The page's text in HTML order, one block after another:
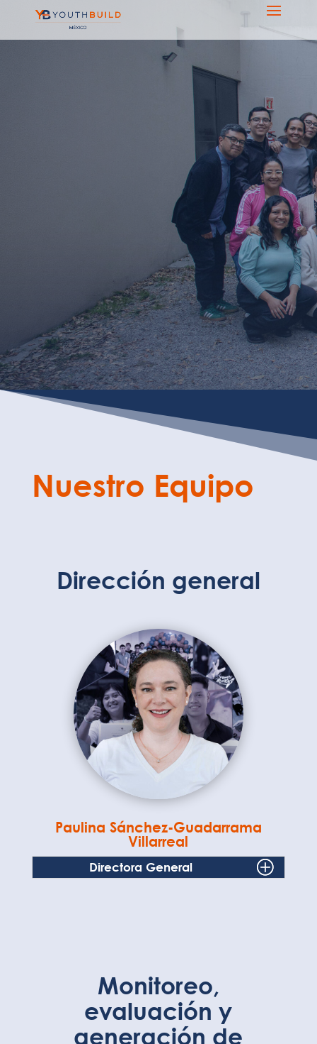
Nuestro Equipo
Dirección general
Paulina Sánchez-Guadarrama
Villarreal
Directora General
Monitoreo,
evaluación y
generación de